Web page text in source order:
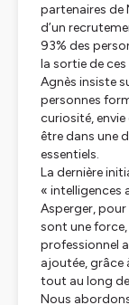
partenaires de
d’un
93% des
la sortie de ces
Agnès insiste
personnes
curiosité, envie
être dans une
essentiels.
La dernière
« intelligences
Asperger,
sont une
professionnel
ajoutée,
tout au long
Nous abordons